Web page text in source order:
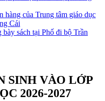
hàng của Trung tâm giáo dục
Cái
sách tại Phố đi bộ Trần
SINH VÀO LỚP
2026-2027